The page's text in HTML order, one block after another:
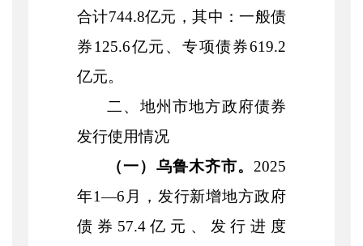
合计744.8亿元，其中：一般债
券125.6亿元、专项债券619.2
亿元。
二、 地州市地方政府债券
发行使用情况
（一）乌鲁木齐市。 2025
年1—6 月，发行新增地方政府
债券 57.4亿元、发行进度